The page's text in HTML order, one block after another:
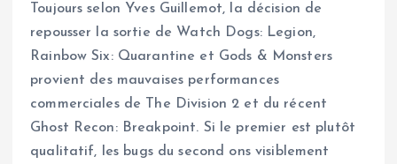
Toujours selon Yves Guillemot, la décision de
repousser la sortie de Watch Dogs: Legion,
Rainbow Six: Quarantine et Gods & Monsters
provient des mauvaises performances
commerciales de The Division 2 et du récent
Ghost Recon: Breakpoint. Si le premier est plutôt
qualitatif, les bugs du second ons visiblement